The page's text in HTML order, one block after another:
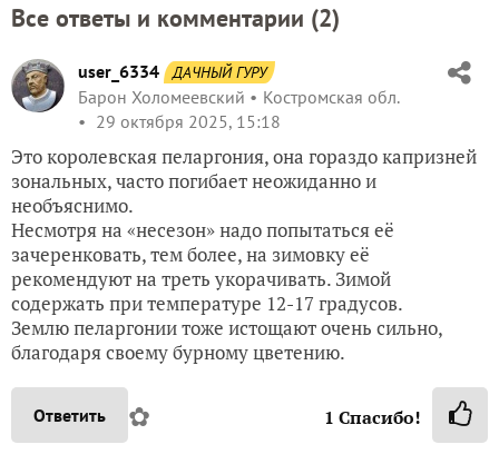
Все ответы и комментарии (2)
user_6334 ДАЧНЫЙ ГУРУ
Барон Холомеевский
Костромская обл.
29 октября 2025, 15:18
Это королевская пеларгония, она гораздо капризней
зональных, часто погибает неожиданно и
необъяснимо.
Несмотря на «несезон» надо попытаться её
зачеренковать, тем более, на зимовку её
рекомендуют на треть укорачивать. Зимой
содержать при температуре 12-17 градусов.
Землю пеларгонии тоже истощают очень сильно,
благодаря своему бурному цветению.
Ответить ✿ 1 Спасибо!